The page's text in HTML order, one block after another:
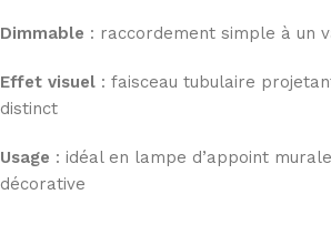
Dimmable : raccordement simple à un
Effet visuel : faisceau tubulaire
distinct
Usage : idéal en lampe d’appoint
décorative